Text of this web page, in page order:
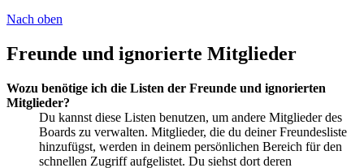
Nach oben
Freunde und ignorierte Mitglieder
Wozu benötige ich die Listen der Freunde und ignorierten
Mitglieder?
Du kannst diese Listen benutzen, um andere Mitglieder des
Boards zu verwalten. Mitglieder, die du deiner Freundesliste
hinzufügst, werden in deinem persönlichen Bereich für den
schnellen Zugriff aufgelistet. Du siehst dort deren